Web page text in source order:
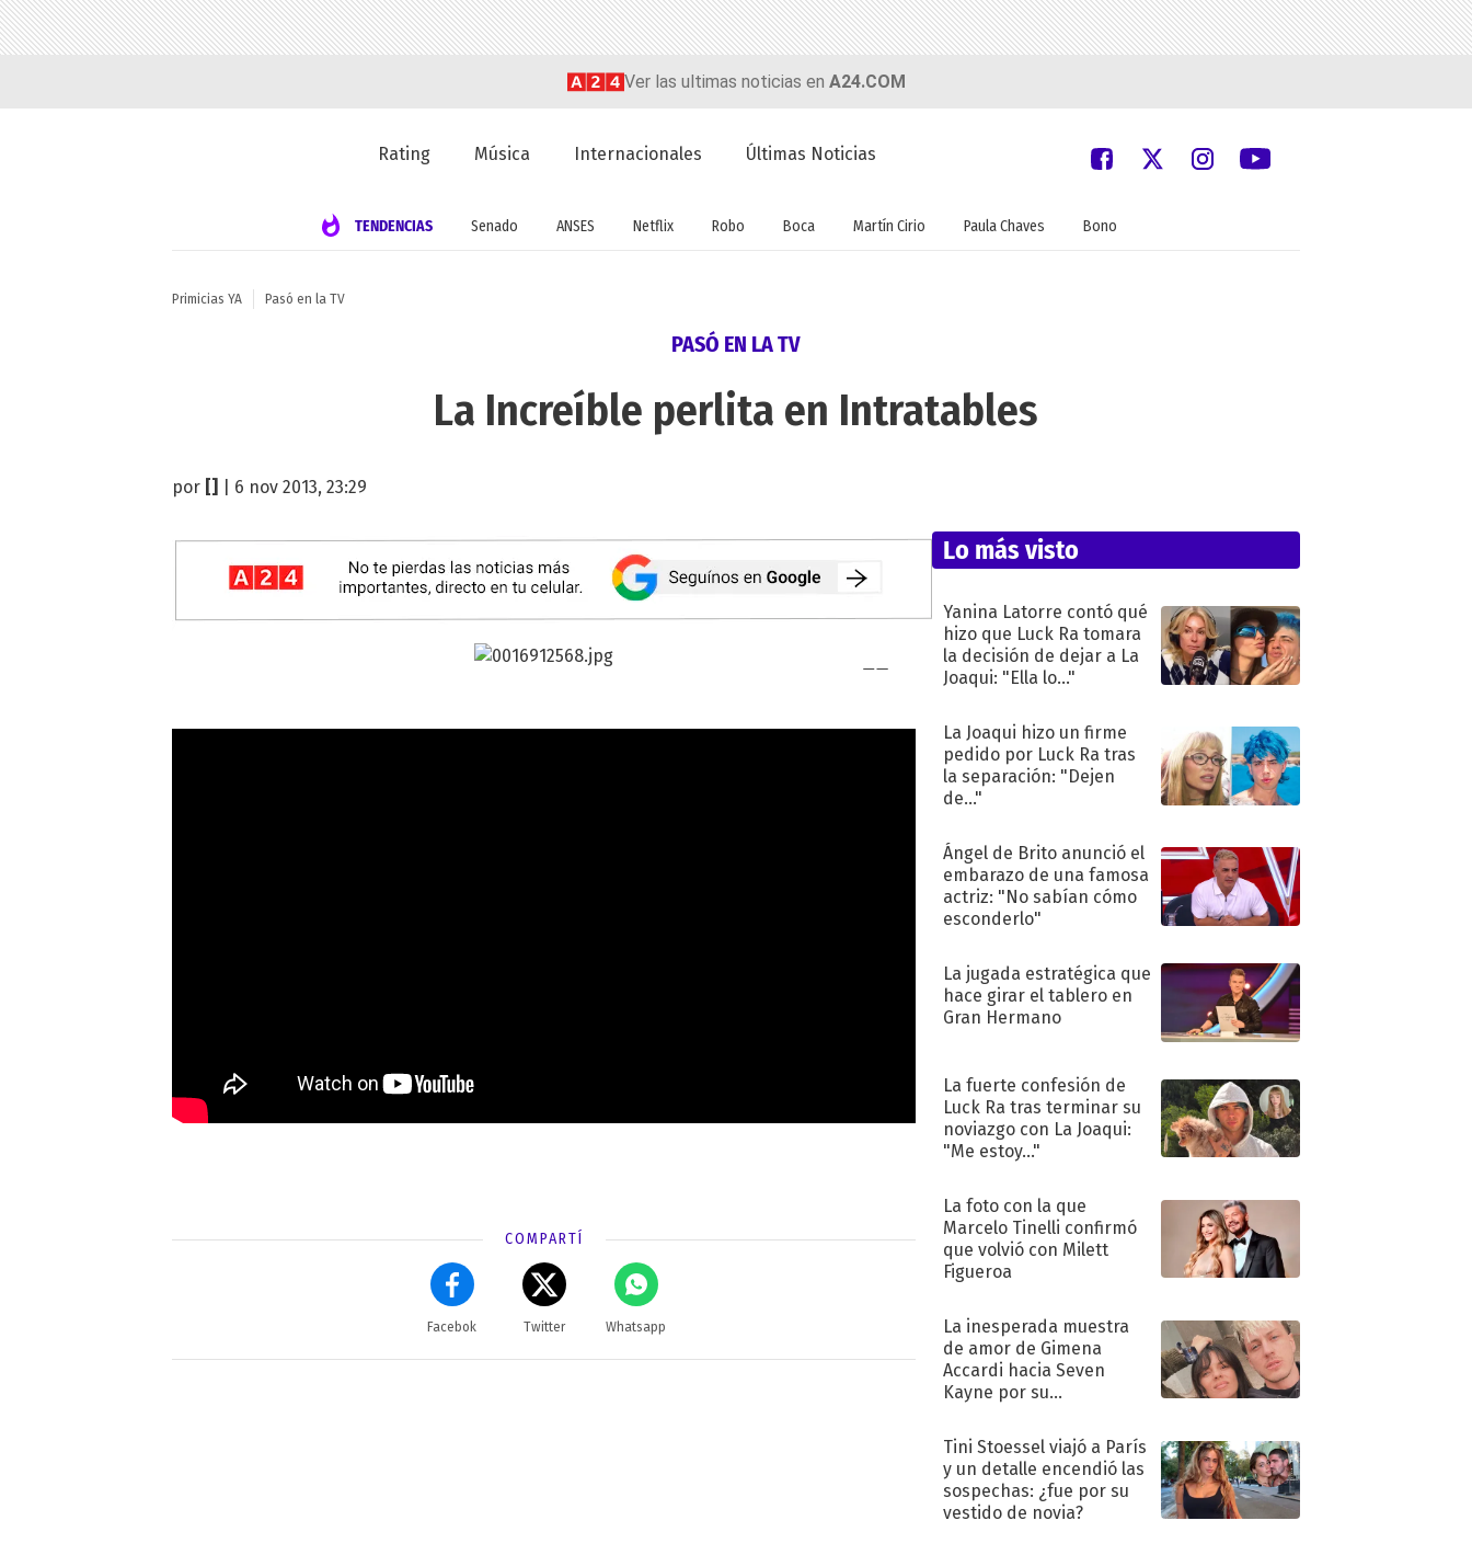
Ver las ultimas noticias en A24.COM
Rating Música Internacionales Últimas Noticias
TENDENCIAS Senado ANSES Netflix Robo Boca Martín Cirio Paula Chaves Bono
Primicias YA Pasó en la TV
PASÓ EN LA TV
La Increíble perlita en Intratables
por | 6 nov 2013, 23:29
COMPARTÍ
Facebok Twitter Whatsapp
Lo más visto
Yanina Latorre contó qué
hizo que Luck Ra tomara
la decisión de dejar a La
Joaqui: "Ella lo..."
La Joaqui hizo un firme
pedido por Luck Ra tras
la separación: "Dejen
de..."
Ángel de Brito anunció el
embarazo de una famosa
actriz: "No sabían cómo
esconderlo"
La jugada estratégica que
hace girar el tablero en
Gran Hermano
La fuerte confesión de
Luck Ra tras terminar su
noviazgo con La Joaqui:
"Me estoy..."
La foto con la que
Marcelo Tinelli confirmó
que volvió con Milett
Figueroa
La inesperada muestra
de amor de Gimena
Accardi hacia Seven
Kayne por su
Tini Stoessel viajó a París
y un detalle encendió las
sospechas: ¿fue por su
vestido de novia?